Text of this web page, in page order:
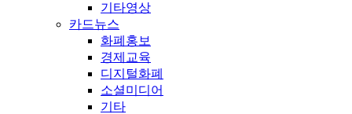
기타영상
카드뉴스
화폐홍보
경제교육
디지털화폐
소셜미디어
기타